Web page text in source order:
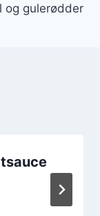
og gulerødder